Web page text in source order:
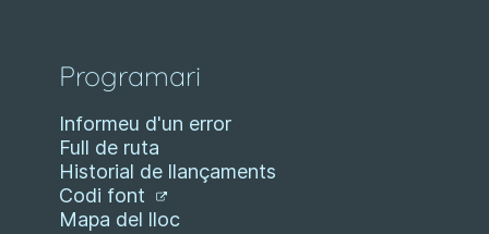
Programari
Informeu d'un error
Full de ruta
Historial de llançaments
Codi font
Mapa del lloc